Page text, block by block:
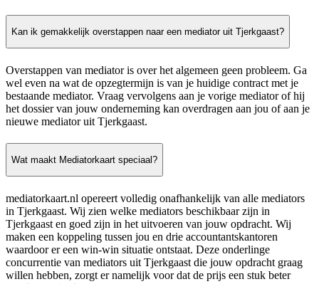
Kan ik gemakkelijk overstappen naar een mediator uit Tjerkgaast?
Overstappen van mediator is over het algemeen geen probleem. Ga
wel even na wat de opzegtermijn is van je huidige contract met je
bestaande mediator. Vraag vervolgens aan je vorige mediator of hij
het dossier van jouw onderneming kan overdragen aan jou of aan je
nieuwe mediator uit Tjerkgaast.
Wat maakt Mediatorkaart speciaal?
mediatorkaart.nl opereert volledig onafhankelijk van alle mediators
in Tjerkgaast. Wij zien welke mediators beschikbaar zijn in
Tjerkgaast en goed zijn in het uitvoeren van jouw opdracht. Wij
maken een koppeling tussen jou en drie accountantskantoren
waardoor er een win-win situatie ontstaat. Deze onderlinge
concurrentie van mediators uit Tjerkgaast die jouw opdracht graag
willen hebben, zorgt er namelijk voor dat de prijs een stuk beter